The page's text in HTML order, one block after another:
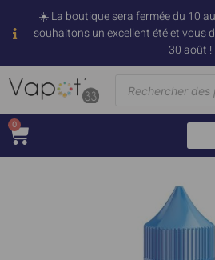
☀️ La boutique sera fermée du 10
souhaitons un excellent été et vous
30 août !
0